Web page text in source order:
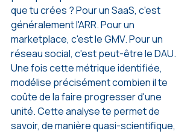
que tu crées ? Pour un SaaS, c'est
généralement l'ARR. Pour un
marketplace, c'est le GMV. Pour un
réseau social, c'est peut-être le DAU.
Une fois cette métrique identifiée,
modélise précisément combien il te
coûte de la faire progresser d'une
unité. Cette analyse te permet de
savoir, de manière quasi-scientifique,